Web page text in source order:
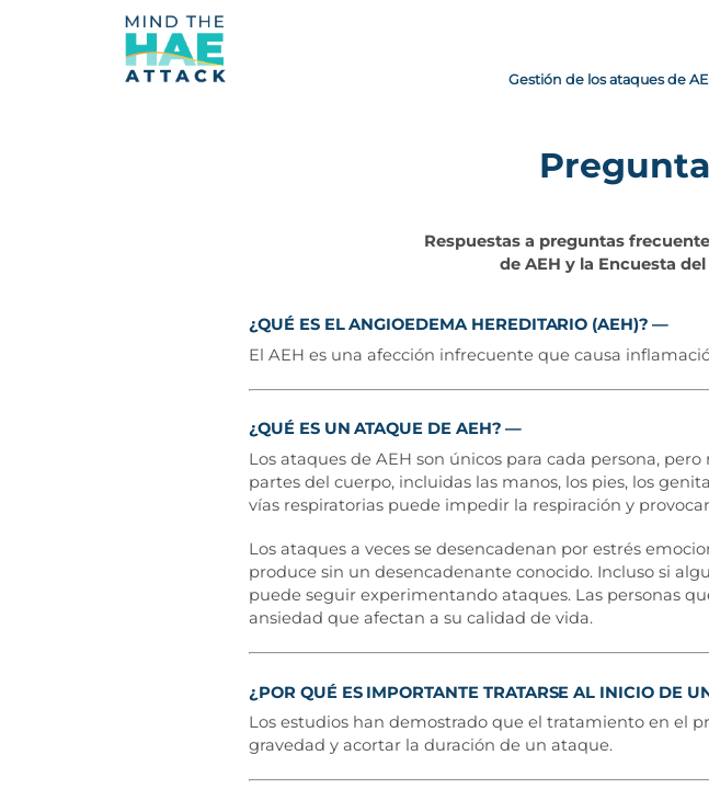
Gestión de los ataques de
Respuestas a preguntas
de AEH y la Encuesta
¿QUÉ ES EL ANGIOEDEMAHEREDITARIO (AEH)?
El AEH es una afección infrecuente que causa
¿QUÉ ES UN ATAQUE DE AEH?
Los ataques de AEH son únicos para cada persona,
partes del cuerpo, incluidas las manos, los pies, los
vías respiratorias puede impedir la respiración y
Los ataques a veces se desencadenan por estrés
produce sin un desencadenante conocido. Incluso si
puede seguir experimentando ataques. Las personas
ansiedad que afectan a su calidad de vida.
¿POR QUÉ ES IMPORTANTE TRATARSE AL INICIO DE
Los estudios han demostrado que el tratamiento en el
gravedad y acortar la duración de un ataque.